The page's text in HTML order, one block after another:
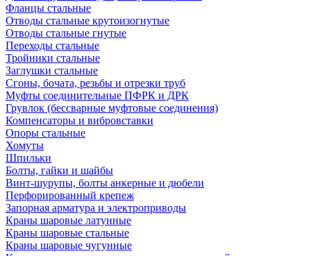
Фланцы стальные
Отводы стальные крутоизогнутые
Отводы стальные гнутые
Переходы стальные
Тройники стальные
Заглушки стальные
Сгоны, бочата, резьбы и отрезки труб
Муфты соединительные ПФРК и ДРК
Грувлок (бессварные муфтовые соединения)
Компенсаторы и вибровставки
Опоры стальные
Хомуты
Шпильки
Болты, гайки и шайбы
Винт-шурупы, болты анкерные и дюбели
Перфорированный крепеж
Запорная арматура и электроприводы
Краны шаровые латунные
Краны шаровые стальные
Краны шаровые чугунные